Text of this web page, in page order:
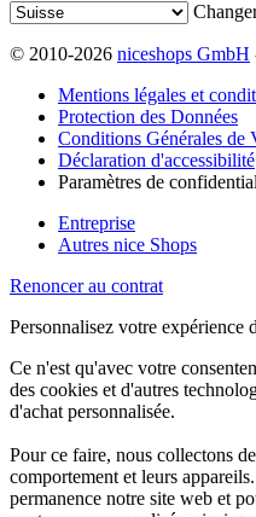
© 2010-2026 niceshops GmbH
Mentions légales et
Protection des Données
Conditions Générales de
Déclaration d'accessibilité
Paramètres de
Entreprise
Autres nice Shops
Renoncer au contrat
Personnalisez votre expérience
Ce n'est qu'avec votre
des cookies et d'autres
d'achat personnalisée.
Pour ce faire, nous collectons
comportement et leurs
permanence notre site web et